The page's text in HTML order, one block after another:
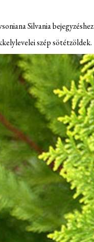
Silvania bejegyzéshez
szép sötétzöldek.